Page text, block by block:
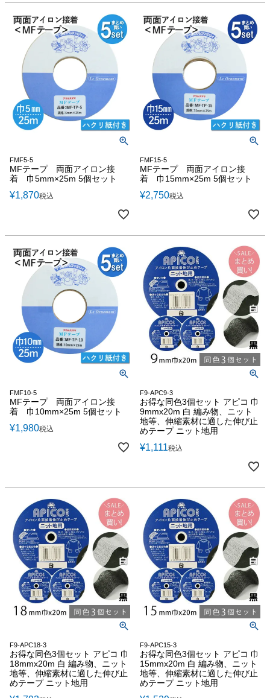
FMF5-5
MFテープ 両面アイロン接
着 巾5mm×25m 5個セット
¥1,870税込
FMF15-5
MFテープ 両面アイロン接
着 巾15mm×25m 5個セット
¥2,750税込
FMF10-5
MFテープ 両面アイロン接
着 巾10mm×25m 5個セット
¥1,980税込
F9-APC9-3
お得な同色3個セット アピコ 巾
9mmx20m 白 編み物、ニット
地等、伸縮素材に適した伸び止
めテープ ニット地用
¥1,111税込
F9-APC18-3
お得な同色3個セット アピコ 巾
18mmx20m 白 編み物、ニット
地等、伸縮素材に適した伸び止
めテープ ニット地用
F9-APC15-3
お得な同色3個セット アピコ 巾
15mmx20m 白 編み物、ニット
地等、伸縮素材に適した伸び止
めテープ ニット地用